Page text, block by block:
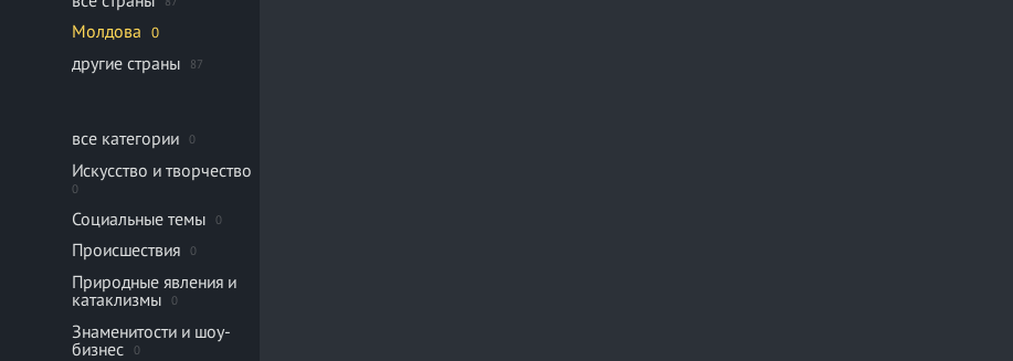
Молдова 0
другие страны 87
все категории 0
Искусство и творчество
0
Социальные темы 0
Происшествия 0
Природные явления и
катаклизмы
0
Знаменитости и шоу-
бизнес
0